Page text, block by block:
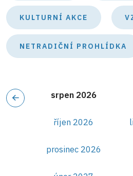
KULTURNÍ AKCE
NETRADIČNÍ PROHLÍDKA
srpen 2026
říjen 2026
prosinec 2026